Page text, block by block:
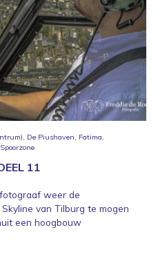
De Piushaven, Fatima,
11
weer de
van Tilburg te mogen
een hoogbouw